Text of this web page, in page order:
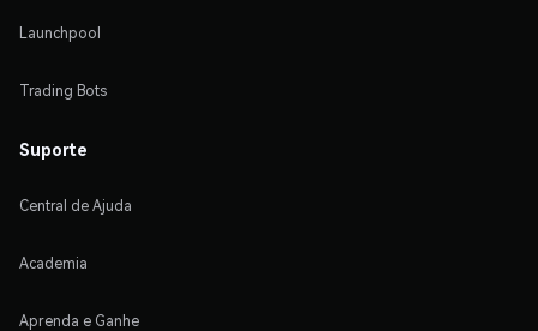
Launchpool
Trading Bots
Suporte
Central de Ajuda
Academia
Aprenda e Ganhe